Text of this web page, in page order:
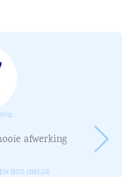
afwerking
BOS (BELGI)